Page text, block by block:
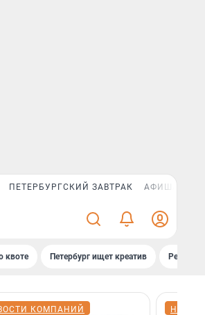
ПЕТЕРБУРГСКИЙ ЗАВТРАК АФИША PLUS
квоте Петербург ищет креатив
КОМПАНИЙ